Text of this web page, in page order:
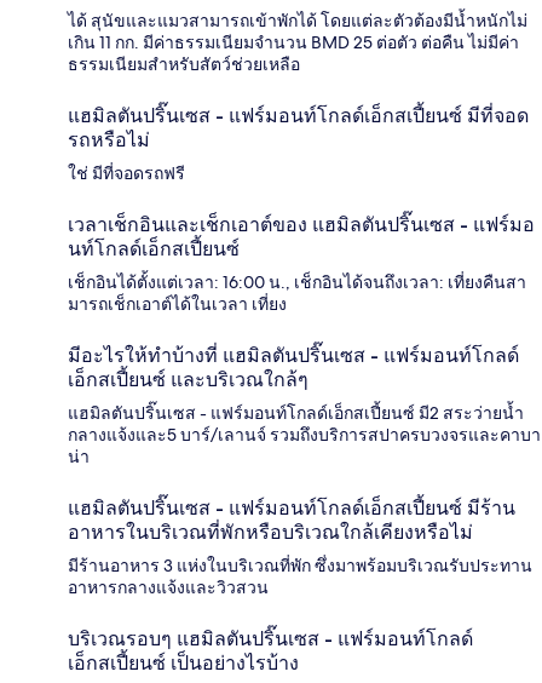
ได้ สุนัขและแมวสามารถเข้าพักได้ โดยแต่ละตัวต้องมีน้ำหนักไม่
เกิน 11 กก. มีค่าธรรมเนียมจำนวน BMD 25 ต่อตัว ต่อคืน ไม่มีค่า
ธรรมเนียมสำหรับสัตว์ช่วยเหลือ
แฮมิลตันปริ๊นเซส - แฟร์มอนท์โกลด์เอ็กสเปี้ยนซ์ มีที่จอด
รถหรือไม่
ใช่ มีที่จอดรถฟรี
เวลาเช็กอินและเช็กเอาต์ของ แฮมิลตันปริ๊นเซส - แฟร์มอ
นท์โกลด์เอ็กสเปี้ยนซ์
เช็กอินได้ตั้งแต่เวลา: 16:00 น., เช็กอินได้จนถึงเวลา: เที่ยงคืนสา
มารถเช็กเอาต์ได้ในเวลา เที่ยง
มีอะไรให้ทำบ้างที่ แฮมิลตันปริ๊นเซส - แฟร์มอนท์โกลด์
เอ็กสเปี้ยนซ์ และบริเวณใกล้ๆ
แฮมิลตันปริ๊นเซส - แฟร์มอนท์โกลด์เอ็กสเปี้ยนซ์ มี2 สระว่ายน้ำ
กลางแจ้งและ5 บาร์/เลานจ์ รวมถึงบริการสปาครบวงจรและคาบา
น่า
แฮมิลตันปริ๊นเซส - แฟร์มอนท์โกลด์เอ็กสเปี้ยนซ์ มีร้าน
อาหารในบริเวณที่พักหรือบริเวณใกล้เคียงหรือไม่
มีร้านอาหาร 3 แห่งในบริเวณที่พัก ซึ่งมาพร้อมบริเวณรับประทาน
อาหารกลางแจ้งและวิวสวน
บริเวณรอบๆ แฮมิลตันปริ๊นเซส - แฟร์มอนท์โกลด์
เอ็กสเปี้ยนซ์ เป็นอย่างไรบ้าง